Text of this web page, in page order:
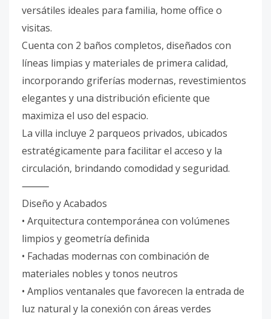
versátiles ideales para familia, home office o
visitas.
Cuenta con 2 baños completos, diseñados con
líneas limpias y materiales de primera calidad,
incorporando griferías modernas, revestimientos
elegantes y una distribución eficiente que
maximiza el uso del espacio.
La villa incluye 2 parqueos privados, ubicados
estratégicamente para facilitar el acceso y la
circulación, brindando comodidad y seguridad.
⸻
Diseño y Acabados
• Arquitectura contemporánea con volúmenes
limpios y geometría definida
• Fachadas modernas con combinación de
materiales nobles y tonos neutros
• Amplios ventanales que favorecen la entrada de
luz natural y la conexión con áreas verdes